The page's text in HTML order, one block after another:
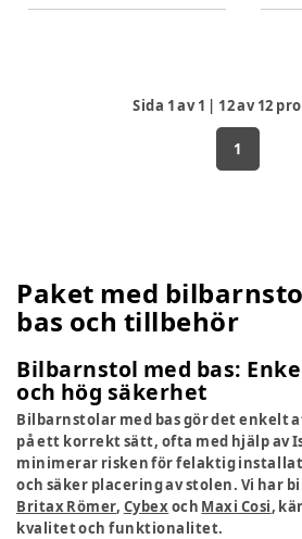
Sida 1av1 | 12av12
1
Paket med
bas och tillbehör
Bilbarnstol med bas:
och hög säkerhet
Bilbarnstolar med bas gör det enkelt
på ett korrekt sätt, ofta med hjälp av
minimerar risken för felaktig
och säker placering av stolen. Vi har
Britax Römer, Cybexoch Maxi Cosi,
kvalitet och funktionalitet.